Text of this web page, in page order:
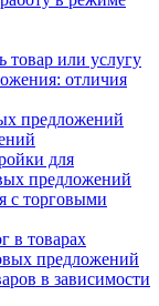
товар или услугу
отличия
предложений
для
предложений
с торговыми
в товарах
предложений
в зависимости